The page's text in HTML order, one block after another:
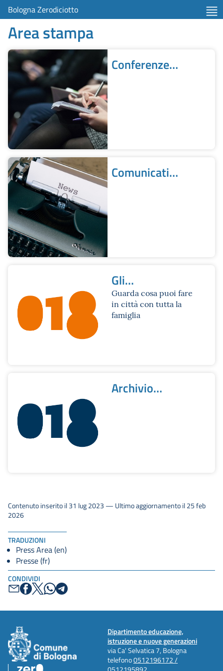
Bologna Zerodiciotto
TRADUZIONI
Press Area (en)
Presse (fr)
CONDIVIDI
Area stampa
Conferenze
Comunicati
Gli
appuntamenti di
Bologna
Zerodiciotto
Guarda cosa puoi fare
in città con tutta la
famiglia
Archivio
Contenuto inserito il 31 lug 2023 — Ultimo aggiornamento il 25 feb
2026
Dipartimento educazione,
istruzione e nuove generazioni
via Ca' Selvatica 7, Bologna
telefono0512196172 /